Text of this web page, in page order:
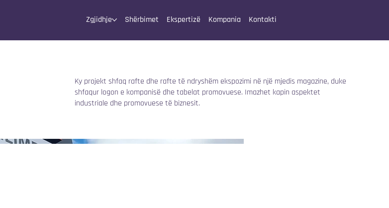
Zgjidhje Shërbimet Ekspertizë Kompania Kontakti
Ky projekt shfaq rafte dhe rafte të ndryshëm ekspozimi në një mjedis magazine, duke
shfaqur logon e kompanisë dhe tabelat promovuese. Imazhet kapin aspektet
industriale dhe promovuese të biznesit.